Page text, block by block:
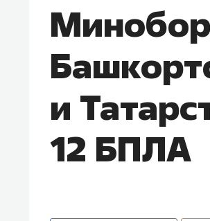
и
12 БПЛА